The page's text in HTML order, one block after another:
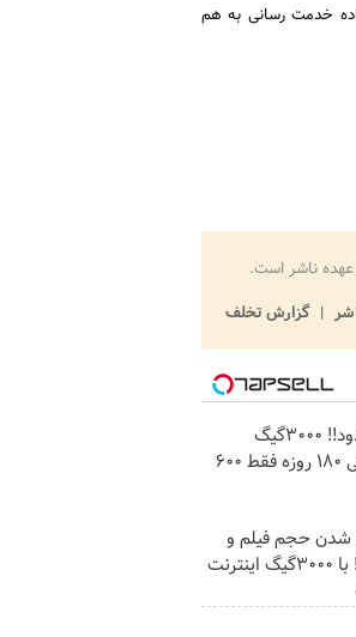
خدمت رسانی به هم
ناشر است.
گزارش تخلف
⏳فرصت محدود!! 3000گیگ
اینترنت خانگی 180 روزه فقط 600
شدن حجم فیلم و
سریال ببین !! با 3000گیگ اینترنت